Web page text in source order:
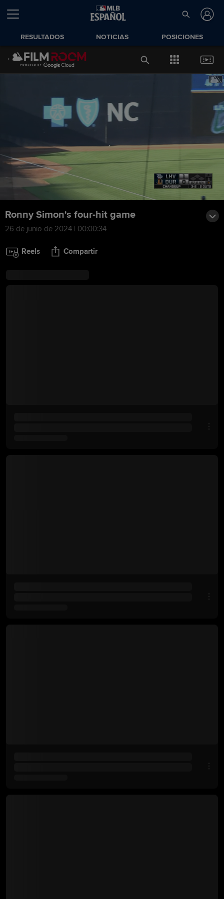
RESULTADOS NOTICIAS POSICIONES
Ronny Simon's four-hit game
26 de junio de 2024 | 00:00:34
Reels Compartir